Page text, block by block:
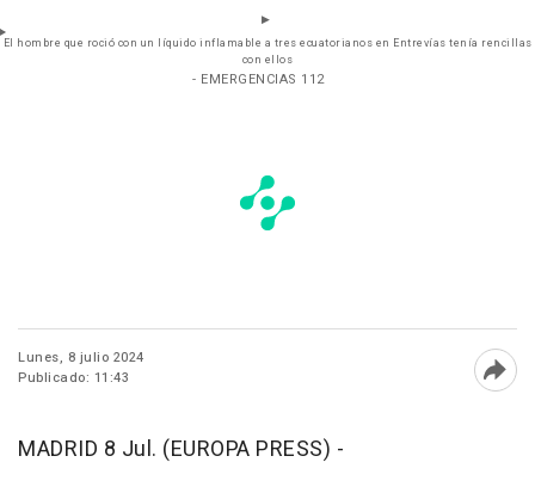
El hombre que roció con un líquido inflamable a tres ecuatorianos en Entrevías tenía rencillas
con ellos
- EMERGENCIAS 112
Lunes, 8 julio 2024
Publicado: 11:43
MADRID 8 Jul. (EUROPA PRESS) -